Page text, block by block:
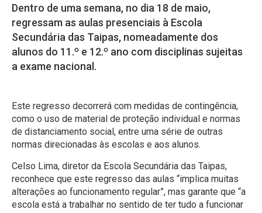
Dentro de uma semana, no dia 18 de maio,
regressam as aulas presenciais à Escola
Secundária das Taipas, nomeadamente dos
alunos do 11.º e 12.º ano com disciplinas sujeitas
a exame nacional.
Este regresso decorrerá com medidas de contingência,
como o uso de material de proteção individual e normas
de distanciamento social, entre uma série de outras
normas direcionadas às escolas e aos alunos.
Celso Lima, diretor da Escola Secundária das Taipas,
reconhece que este regresso das aulas “implica muitas
alterações ao funcionamento regular”, mas garante que “a
escola está a trabalhar no sentido de ter tudo a funcionar